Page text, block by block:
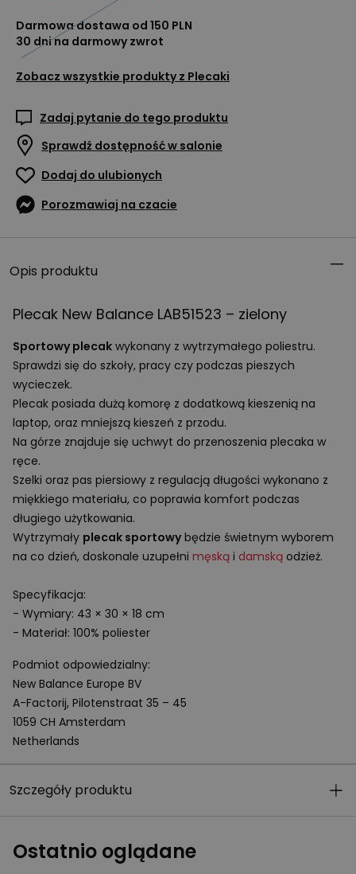
Darmowa dostawa od 150 PLN
30 dni na darmowy zwrot
Zobacz wszystkie produkty z Plecaki
Zadaj pytanie do tego produktu
Sprawdź dostępność w salonie
Dodaj do ulubionych
Porozmawiaj na czacie
Opis produktu
Plecak New Balance LAB51523 – zielony
Sportowy plecak wykonany z wytrzymałego poliestru.
Sprawdzi się do szkoły, pracy czy podczas pieszych
wycieczek.
Plecak posiada dużą komorę z dodatkową kieszenią na
laptop, oraz mniejszą kieszeń z przodu.
Na górze znajduje się uchwyt do przenoszenia plecaka w
ręce.
Szelki oraz pas piersiowy z regulacją długości wykonano z
miękkiego materiału, co poprawia komfort podczas
długiego użytkowania.
Wytrzymały plecak sportowybędzie świetnym wyborem
na co dzień, doskonale uzupełni męską i damską odzież.
Specyfikacja:
- Wymiary: 43 × 30 × 18 cm
- Materiał: 100% poliester
Podmiot odpowiedzialny:
New Balance Europe BV
A-Factorij, Pilotenstraat 35 – 45
1059 CH Amsterdam
Netherlands
Szczegóły produktu
Ostatnio oglądane